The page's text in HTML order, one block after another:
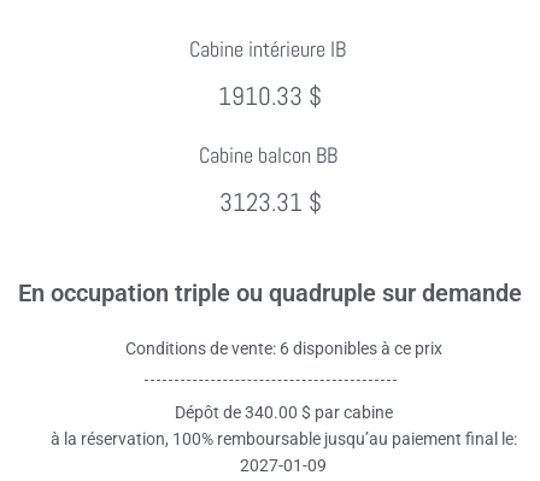
Cabine intérieure IB
1910.33 $
Cabine balcon BB
3123.31 $
En occupation triple ou quadruple sur demande
Conditions de vente: 6 disponibles à ce prix
Dépôt de 340.00 $ par cabine
à la réservation, 100% remboursable jusqu’au paiement final le:
2027-01-09